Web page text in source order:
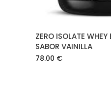
ZERO ISOLATE
SABOR VAINILLA
78.00 €